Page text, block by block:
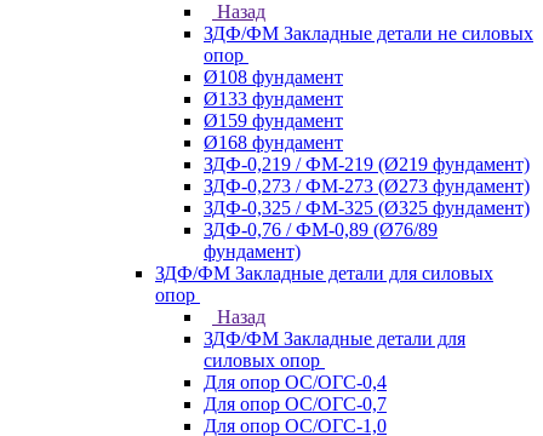
Назад
ЗДФ/ФМ Закладные детали не силовых
опор
Ø108 фундамент
Ø133 фундамент
Ø159 фундамент
Ø168 фундамент
ЗДФ-0,219 / ФМ-219 (Ø219 фундамент)
ЗДФ-0,273 / ФМ-273 (Ø273 фундамент)
ЗДФ-0,325 / ФМ-325 (Ø325 фундамент)
ЗДФ-0,76 / ФМ-0,89 (Ø76/89
фундамент)
ЗДФ/ФМ Закладные детали для силовых
опор
Назад
ЗДФ/ФМ Закладные детали для
силовых опор
Для опор ОС/ОГС-0,4
Для опор ОС/ОГС-0,7
Для опор ОС/ОГС-1,0